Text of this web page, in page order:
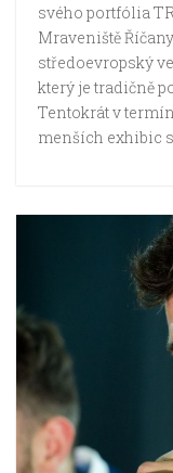
svého portfólia
Mraveniště
středoevropský
který je tradičně
Tentokrát v
menších exhibic